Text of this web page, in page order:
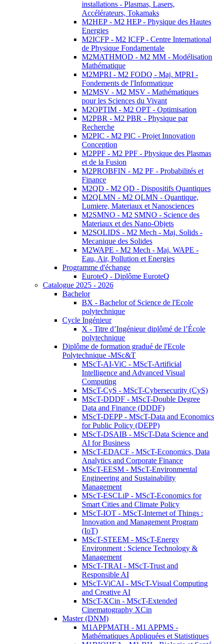
installations - Plasmas, Lasers,
Accélérateurs, Tokamaks
M2HEP - M2 HEP - Physique des Hautes
Energies
M2ICFP - M2 ICFP - Centre International
de Physique Fondamentale
M2MATHMOD - M2 MM - Modélisation
Mathématique
M2MPRI - M2 FODQ - Maj. MPRI -
Fondements de l'Informatique
M2MSV - M2 MSV - Mathématiques
pour les Sciences du Vivant
M2OPTIM - M2 OPT - Optimisation
M2PBR - M2 PBR - Physique par
Recherche
M2PIC - M2 PIC - Projet Innovation
Conception
M2PPF - M2 PPF - Physique des Plasmas
et de la Fusion
M2PROBFIN - M2 PF - Probabilités et
Finance
M2QD - M2 QD - Dispositifs Quantiques
M2QLMN - M2 QLMN - Quantique,
Lumiere, Materiaux et Nanosciences
M2SMNO - M2 SMNO - Science des
Materiaux et des Nano-Objets
M2SOLIDS - M2 Mech - Maj. Solids -
Mecanique des Solides
M2WAPE - M2 Mech - Maj. WAPE -
Eau, Air, Pollution et Energies
Programme d'échange
EuroteQ - Diplôme EuroteQ
Catalogue 2025 - 2026
Bachelor
BX - Bachelor of Science de l'Ecole
polytechnique
Cycle Ingénieur
X - Titre d’Ingénieur diplômé de l’École
polytechnique
Diplôme de formation gradué de l'Ecole
Polytechnique -MSc&T
MScT-AI-ViC - MScT-Artificial
Intelligence and Advanced Visual
Computing
MScT-CyS - MScT-Cybersecurity (CyS)
MScT-DDDF - MScT-Double Degree
Data and Finance (DDDF)
MScT-DEPP - MScT-Data and Economics
for Public Policy (DEPP)
MScT-DSAIB - MScT-Data Science and
AI for Business
MScT-EDACF - MScT-Economics, Data
Analytics and Corporate Finance
MScT-EESM - MScT-Environmental
Engineering and Sustainability
Management
MScT-ESCLiP - MScT-Economics for
Smart Cities and Climate Policy
MScT-IOT - MScT-Internet of Things :
Innovation and Management Program
(IoT)
MScT-STEEM - MScT-Energy
Environment : Science Technology &
Management
MScT-TRAI - MScT-Trust and
Responsible AI
MScT-ViCAI - MScT-Visual Computing
and Creative AI
MScT-XCin - MScT-Extended
Cinematography XCin
Master (DNM)
M1APPMATH - M1 APPMS -
Mathématiques Appliquées et Statistiques